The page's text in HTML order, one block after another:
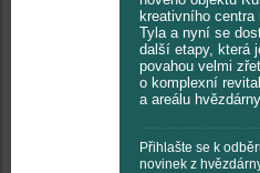
kreativního
Tyla a nyní se
další etapy, která
povahou velmi
o komplexní
a areálu
Přihlašte se k
novinek z